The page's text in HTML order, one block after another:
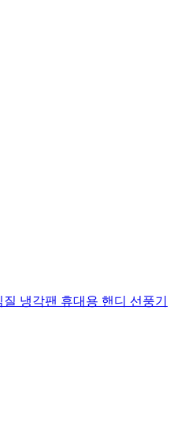
냉각팬 휴대용 핸디 선풍기